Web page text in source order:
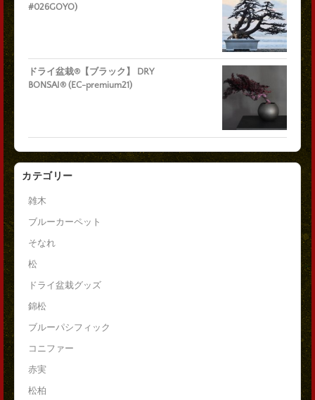
#026GOYO)
ドライ盆栽®【ブラック】 DRY
BONSAI® (EC-premium21)
カテゴリー
雑木
ブルーカーペット
そなれ
松
ドライ盆栽グッズ
錦松
ブルーパシフィック
コニファー
赤実
松柏